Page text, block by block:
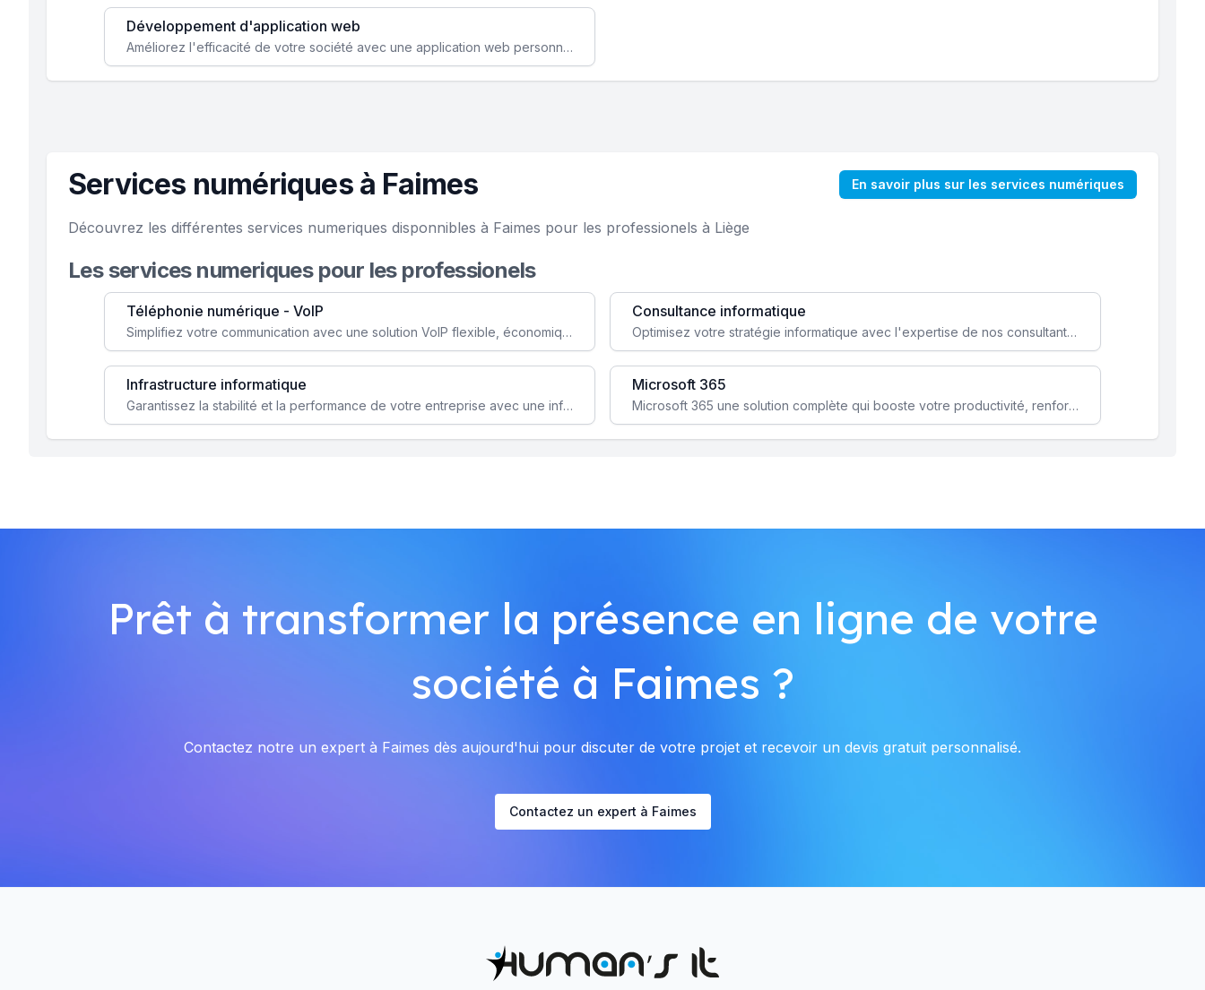
Développement d'application web
Améliorez l'efficacité de votre société avec une application web personnalisée accessible partout et tout le temps.
Services numériques à Faimes En savoir plus sur les services numériques
Découvrez les différentes services numeriques disponnibles à Faimes pour les professionels à Liège
Les services numeriques pour les professionels
Téléphonie numérique - VoIP
Simplifiez votre communication avec une solution VoIP flexible, économique et adaptée à vos besoins professionnels.
Consultance informatique
Optimisez votre stratégie informatique avec l'expertise de nos consultants pour améliorer votre efficacité et sécurité.
Infrastructure informatique
Garantissez la stabilité et la performance de votre entreprise avec une infrastructure IT sécurisée et évolutive.
Microsoft 365
Microsoft 365 une solution complète qui booste votre productivité, renforce la sécurité de vos données et facilite la collaboration.
Prêt à transformer la présence en ligne de votre
société à Faimes ?
Contactez notre un expert à Faimes dès aujourd'hui pour discuter de votre projet et recevoir un devis gratuit personnalisé.
Contactez un expert à Faimes